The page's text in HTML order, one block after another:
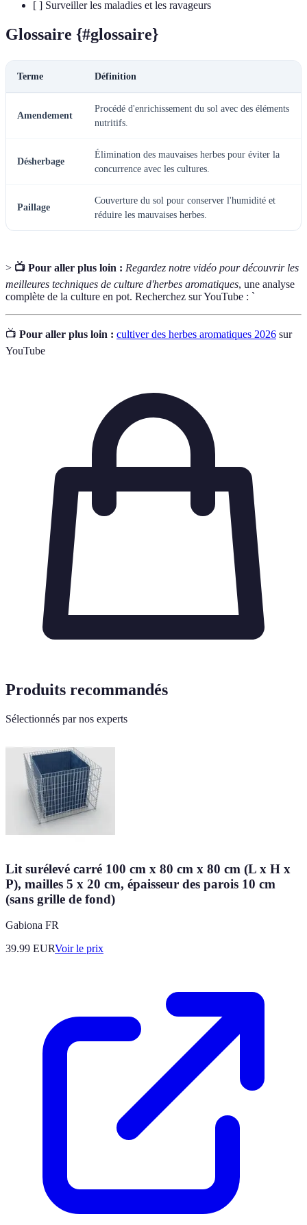
[ ] Surveiller les maladies et les ravageurs
Glossaire {#glossaire}
Terme Définition
Amendement
Procédé d'enrichissement du sol avec des éléments
nutritifs.
Désherbage
Élimination des mauvaises herbes pour éviter la
concurrence avec les cultures.
Paillage
Couverture du sol pour conserver l'humidité et
réduire les mauvaises herbes.
> 📺 Pour aller plus loin : Regardez notre vidéo pour découvrir les
meilleures techniques de culture d'herbes aromatiques, une analyse
complète de la culture en pot. Recherchez sur YouTube : `
📺 Pour aller plus loin : cultiver des herbes aromatiques 2026 sur
YouTube
Produits recommandés
Sélectionnés par nos experts
Lit surélevé carré 100 cm x 80 cm x 80 cm (L x H x
P), mailles 5 x 20 cm, épaisseur des parois 10 cm
(sans grille de fond)
Gabiona FR
39.99 EURVoir le prix